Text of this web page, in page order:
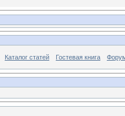
Каталог статей Гостевая книга